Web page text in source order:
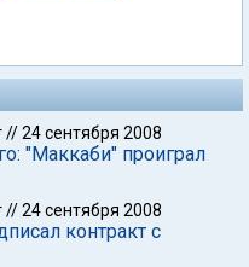
//24 сентября 2008
"Маккаби" проиграл
//24 сентября 2008
контракт с